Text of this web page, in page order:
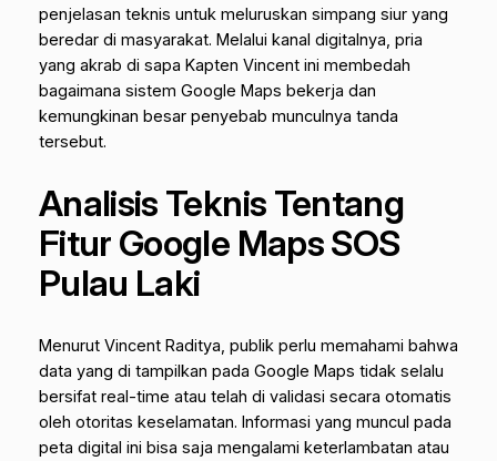
penjelasan teknis untuk meluruskan simpang siur yang
beredar di masyarakat. Melalui kanal digitalnya, pria
yang akrab di sapa Kapten Vincent ini membedah
bagaimana sistem Google Maps bekerja dan
kemungkinan besar penyebab munculnya tanda
tersebut.
Analisis Teknis Tentang
Fitur Google Maps SOS
Pulau Laki
Menurut Vincent Raditya, publik perlu memahami bahwa
data yang di tampilkan pada Google Maps tidak selalu
bersifat real-time atau telah di validasi secara otomatis
oleh otoritas keselamatan. Informasi yang muncul pada
peta digital ini bisa saja mengalami keterlambatan atau